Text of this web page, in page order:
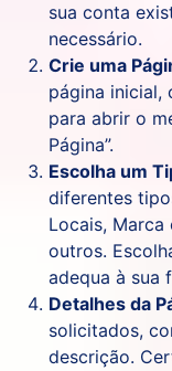
sua conta
necessário.
Crie uma
página inicial,
para abrir o
Página”.
Escolha um
diferentes
Locais, Marca
outros.
adequa à sua
Detalhes da
solicitados,
descrição.